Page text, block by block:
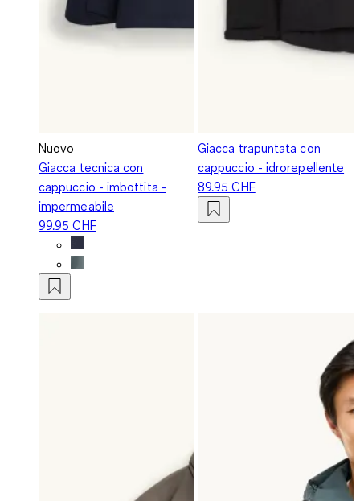
Nuovo
Giacca tecnica con
cappuccio - imbottita -
impermeabile
99.95 CHF
Giacca trapuntata con
cappuccio - idrorepellente
89.95 CHF